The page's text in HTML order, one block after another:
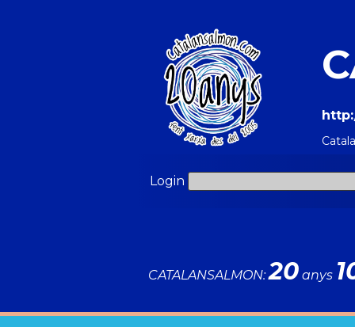
Login
CATALANSALMON:20 anys